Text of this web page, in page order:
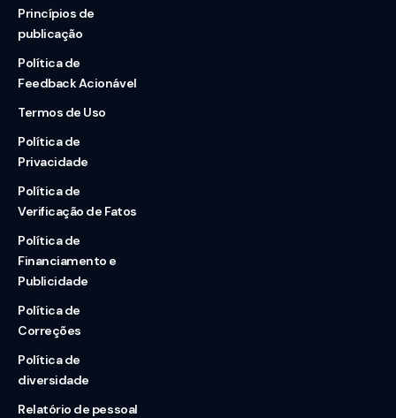
Princípios de
publicação
Política de
Feedback Acionável
Termos de Uso
Política de
Privacidade
Política de
Verificação de Fatos
Política de
Financiamento e
Publicidade
Política de
Correções
Política de
diversidade
Relatório de pessoal